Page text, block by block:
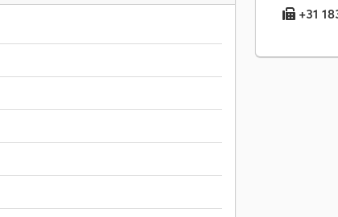
+31